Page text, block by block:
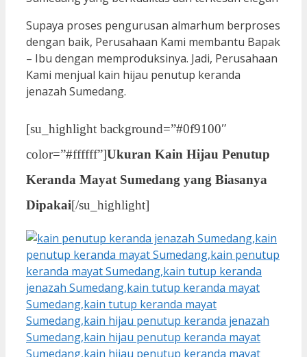
Supaya proses pengurusan almarhum berproses
dengan baik, Perusahaan Kami membantu Bapak
– Ibu dengan memproduksinya. Jadi, Perusahaan
Kami menjual kain hijau penutup keranda
jenazah Sumedang.
[su_highlight background=”#0f9100″
color=”#ffffff”]Ukuran Kain Hijau Penutup
Keranda Mayat Sumedang yang Biasanya
Dipakai[/su_highlight]